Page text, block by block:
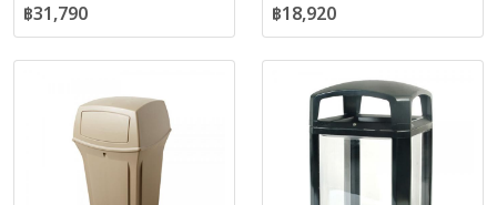
฿31,790 ฿18,920